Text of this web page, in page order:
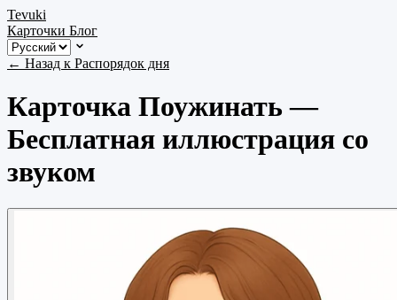
Tevuki
Карточки Блог
← Назад к Распорядок дня
Карточка Поужинать —
Бесплатная иллюстрация со
звуком